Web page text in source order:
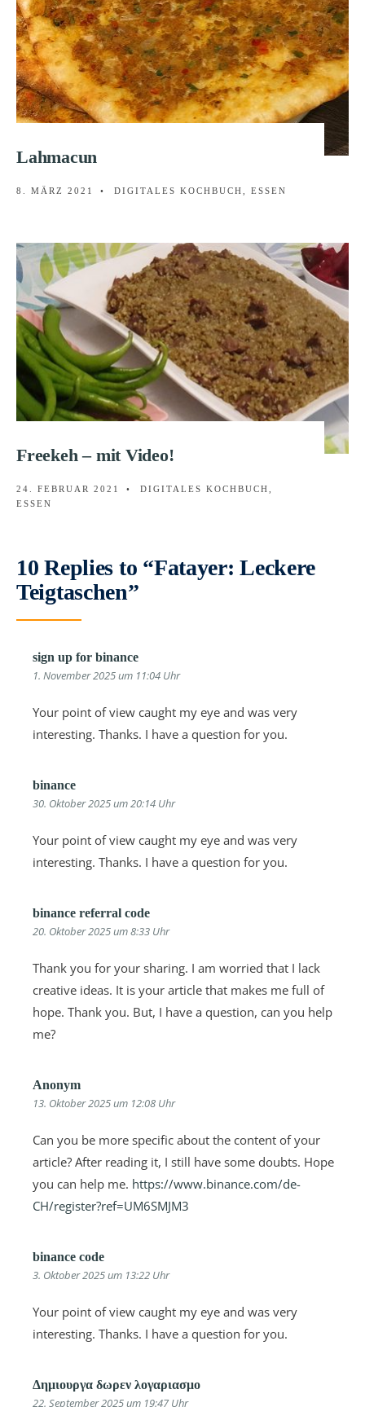
Lahmacun
8. MÄRZ 2021 • DIGITALES KOCHBUCH ESSEN
Freekeh – mit Video!
24. FEBRUAR 2021 • DIGITALES KOCHBUCH
ESSEN
10 Replies to “Fatayer: Leckere
Teigtaschen”
sign up for binance
1. November 2025 um 11:04 Uhr
Your point of view caught my eye and was very
interesting. Thanks. I have a question for you.
binance
30. Oktober 2025 um 20:14 Uhr
Your point of view caught my eye and was very
interesting. Thanks. I have a question for you.
binance referral code
20. Oktober 2025 um 8:33 Uhr
Thank you for your sharing. I am worried that I lack
creative ideas. It is your article that makes me full of
hope. Thank you. But, I have a question, can you help
me?
Anonym
13. Oktober 2025 um 12:08 Uhr
Can you be more specific about the content of your
article? After reading it, I still have some doubts. Hope
you can help me. https://www.binance.com/de-
CH/register?ref=UM6SMJM3
binance code
3. Oktober 2025 um 13:22 Uhr
Your point of view caught my eye and was very
interesting. Thanks. I have a question for you.
Δημιουργα δωρεν λογαριασμο
22. September 2025 um 19:47 Uhr